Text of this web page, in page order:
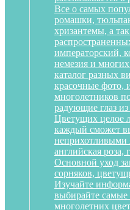
Все о самых
ромашки,
хризантемы, а
императорский,
немезия и
каталог разных
красочные
многолетников
радующие глаз из
Цветущих целое
каждый сможет
неприхотливыми
английская роза,
Основной уход
сорняков,
Изучайте
выбирайте
многолетних